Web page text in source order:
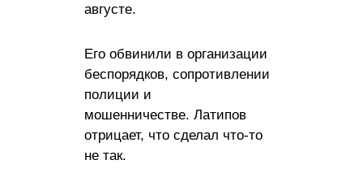
августе.
Его обвинили в организации
беспорядков, сопротивлении
полиции и
мошенничестве. Латипов
отрицает, что сделал что-то
не так.